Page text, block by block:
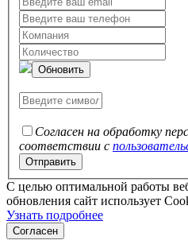
Обновить
Согласен на обработку
соответствии с
C целью оптимальной работы
обновления сайт использует
Узнать подробнее
Согласен